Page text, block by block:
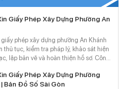
Giấy Phép Xây Dựng Phường An
phép xây dựng phường An Khánh
thủ tục, kiểm tra pháp lý, khảo sát hiện
lập bản vẽ và hoàn thiện hồ sơ. Công
khách hàng chuẩn bị hồ sơ xây dựng
chế sai sót.
Giấy Phép Xây Dựng Phường
Bản Đồ Số Sài Gòn